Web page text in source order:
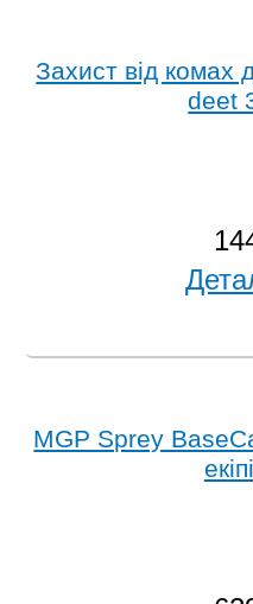
Захист від комах
deet
MGP Sprey